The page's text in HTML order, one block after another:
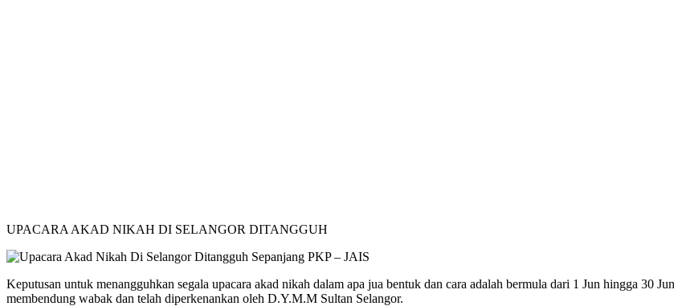
UPACARA AKAD NIKAH DI SELANGOR DITANGGUH
Keputusan untuk menangguhkan segala upacara akad nikah dalam apa jua bentuk dan cara adalah bermula dari 1 Jun hingga 30
membendung wabak dan telah diperkenankan oleh D.Y.M.M Sultan Selangor.